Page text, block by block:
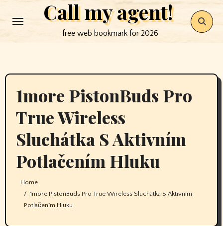
to
Call my agent!
free web bookmark for 2026
1more PistonBuds Pro
True Wireless
Sluchátka S Aktivním
Potlačením Hluku
Home
1more PistonBuds Pro True Wireless Sluchátka S Aktivním
Potlačením Hluku